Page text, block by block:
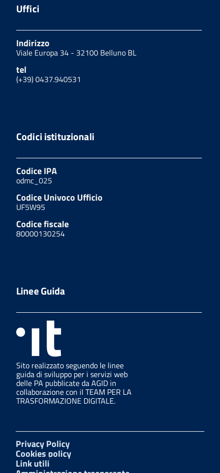
Uffici
Indirizzo
Viale Europa 34 - 32100 Belluno BL
tel
(+39) 0437.940531
Codici istituzionali
Codice IPA
odmc_025
Codice Univoco Ufficio
UF5W95
Codice fiscale
80000130254
Linee Guida
Sito realizzato seguendo le linee
guida di sviluppo per i servizi web
delle PA pubblicate da AGID in
collaborazione con il TEAM PER LA
TRASFORMAZIONE DIGITALE.
Privacy Policy
Cookies policy
Link utili